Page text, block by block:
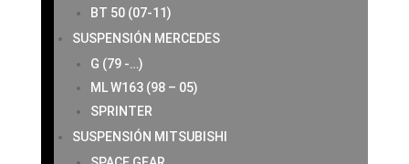
BT 50 (07-11)
SUSPENSIÓN MERCEDES
G (79 -…)
ML W163 (98 – 05)
SPRINTER
SUSPENSIÓN MITSUBISHI